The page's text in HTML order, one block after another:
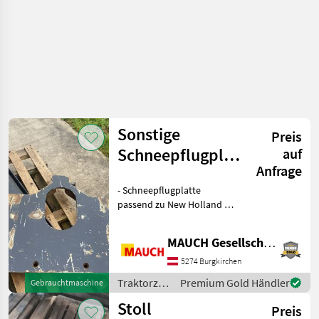
Gebrauchtmaschine
Sonstige
Schneepflugplatte
New Holland T5
Preis
auf
Anfrage
- Schneepflugplatte
passend zu New Holland T5
ich mir ausreichend Zeit für
Sie nehmen kann, bitte ich
S
MAUCH Gesellschaft m.b.H. & Co.KG
5274 Burgkirchen
Traktorzubehör
/ Sonstige
Premium Gold Händler
Stoll
Preis